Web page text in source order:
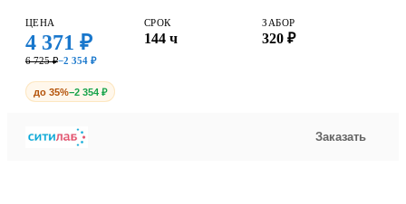
ЦЕНА
4 371 ₽
6 725 ₽−2 354 ₽
СРОК
144 ч
ЗАБОР
320 ₽
до 35%−2 354 ₽
Заказать